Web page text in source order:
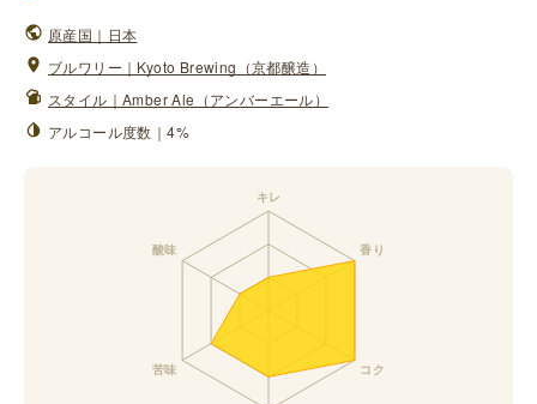
原産国｜日本
ブルワリー｜Kyoto Brewing（京都醸造）
スタイル｜Amber Ale（アンバーエール）
アルコール度数｜4%